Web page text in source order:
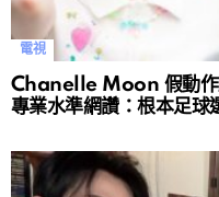
電視
Chanelle Moon 假動作
專業水準網讚：根本足球